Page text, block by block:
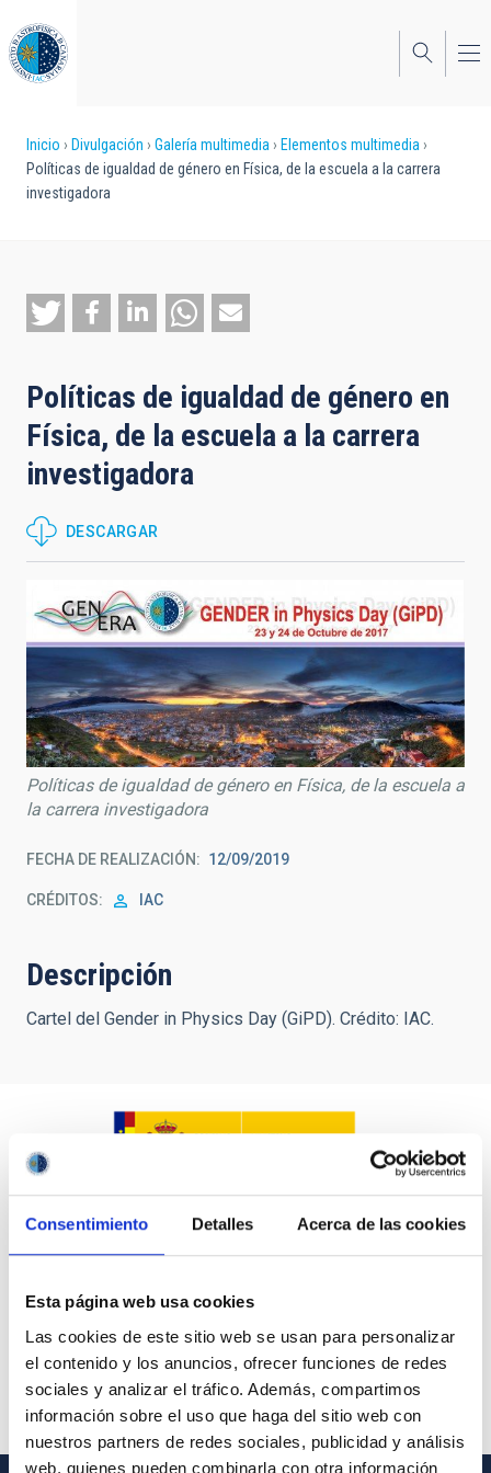
Consentimiento Detalles Acerca de las cookies
Esta página web usa cookies
Las cookies de este sitio web se usan para personalizar
el contenido y los anuncios, ofrecer funciones de redes
sociales y analizar el tráfico. Además, compartimos
información sobre el uso que haga del sitio web con
nuestros partners de redes sociales, publicidad y análisis
web, quienes pueden combinarla con otra información
al
contenido
principal
Sobrescribir
enlaces
a
la
navegación
Inicio Divulgación Galería multimedia
Elementos multimedia
Políticas de igualdad de género en Física, de la escuela a la carrera
investigadora
Políticas de igualdad de género en
Física, de la escuela a la carrera
investigadora
DESCARGAR
Políticas de igualdad de género en Física, de la escuela a
la carrera investigadora
FECHA DE REALIZACIÓN 12/09/2019
CRÉDITOS IAC
Descripción
Cartel del Gender in Physics Day (GiPD). Crédito: IAC.